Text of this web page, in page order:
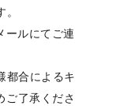
ールにてご連
都合によるキ
ご了承くださ